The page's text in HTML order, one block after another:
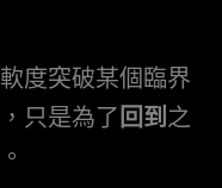
度突破某個臨界
只是為了 回到 之